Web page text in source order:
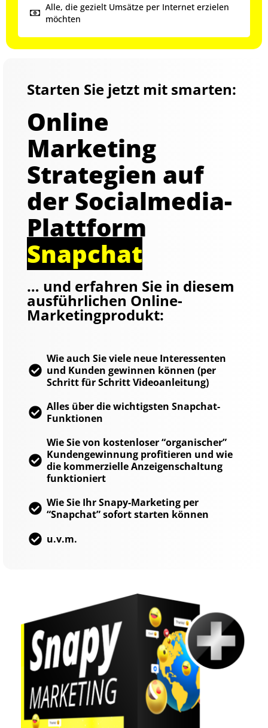
Alle, die gezielt Umsätze per Internet erzielen
möchten
Starten Sie jetzt mit smarten:
Online
Marketing
Strategien auf
der Socialmedia-
Plattform
Snapchat
… und erfahren Sie in diesem
ausführlichen Online-
Marketingprodukt:
Wie auch Sie viele neue Interessenten
und Kunden gewinnen können (per
Schritt für Schritt Videoanleitung)
Alles über die wichtigsten Snapchat-
Funktionen
Wie Sie von kostenloser “organischer”
Kundengewinnung profitieren und wie
die kommerzielle Anzeigenschaltung
funktioniert
Wie Sie Ihr Snapy-Marketing per
“Snapchat” sofort starten können
u.v.m.